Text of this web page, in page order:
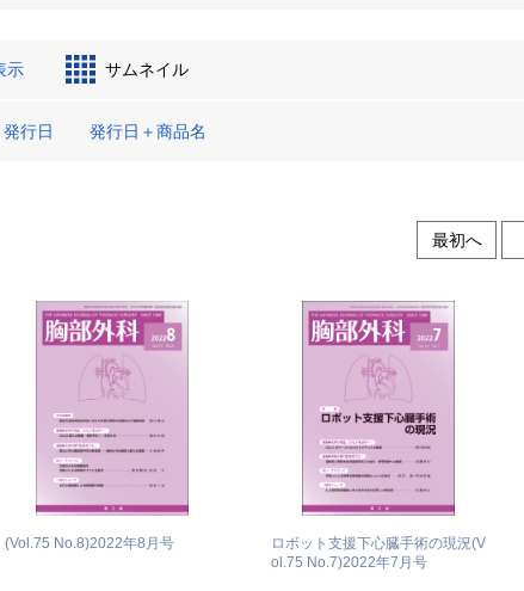
示 サムネイル
発行日 発行日＋商品名
最初へ
(Vol.75 No.8)2022年8月号
ロボット支援下心臓手術の現況(V
ol.75 No.7)2022年7月号